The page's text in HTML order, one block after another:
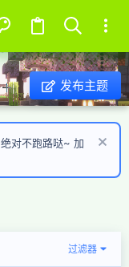
发布主题
对不跑路哒~ 加
过滤器